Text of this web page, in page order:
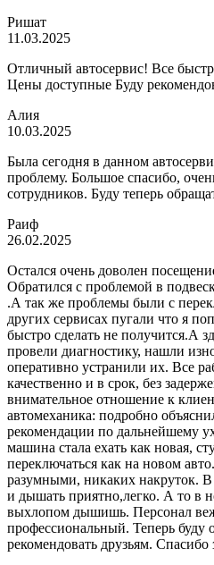
Ришат
11.03.2025
Отличный автосервис! Все
Цены доступные Буду
Алия
10.03.2025
Была сегодня в данном
проблему. Большое спасибо,
сотрудников. Буду теперь
Раиф
26.02.2025
Остался очень доволен
Обратился с проблемой в
.А так же проблемы были с
других сервисах пугали что я
быстро сделать не получится.А
провели диагностику, нашли
оперативно устранили их. Все
качественно и в срок, без
внимательное отношение к
автомеханика: подробно
рекомендации по дальнейшему
машина стала ехать как новая,
переключаться как на новом
разумными, никаких накруток. В
и дышать приятно,легко. А то в
выхлопом дышишь. Персонал
профессиональный. Теперь буду
рекомендовать друзьям.